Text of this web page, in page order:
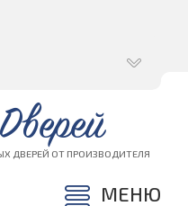
ДВЕРЕЙ ОТ ПРОИЗВОДИТЕЛЯ
МЕНЮ